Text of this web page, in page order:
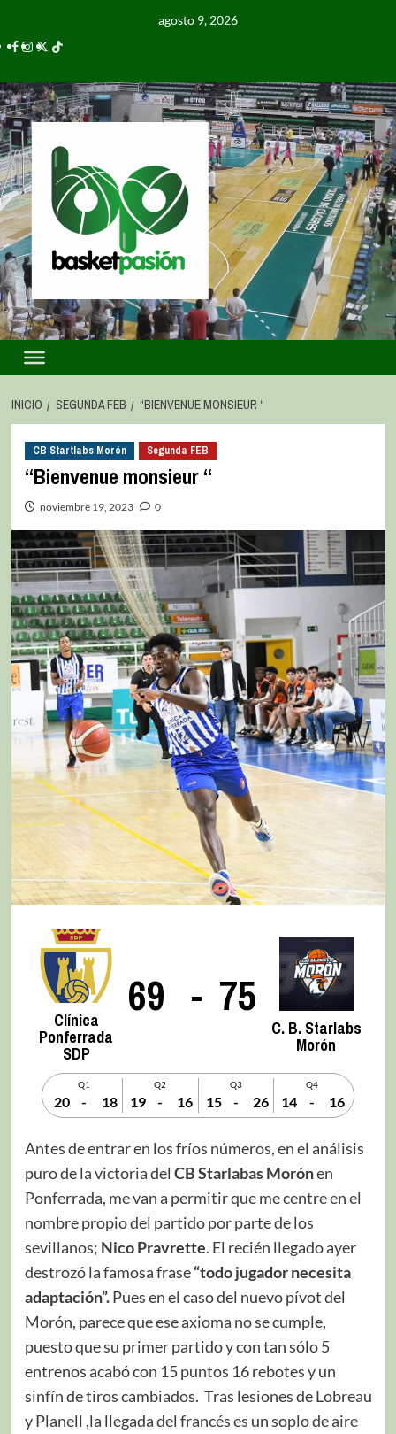
agosto 9, 2026
INICIO SEGUNDA FEB “BIENVENUE MONSIEUR “
CB Startlabs Morón Segunda FEB
“Bienvenue monsieur “
noviembre 19, 2023 0
Clínica
Ponferrada
SDP
69 - 75
C. B. Starlabs
Morón
Q1
20 - 18
Q2
19 - 16
Q3
15 - 26
Q4
14 - 16
Antes de entrar en los fríos números, en el análisis
puro de la victoria del CB Starlabas Morónen
Ponferrada, me van a permitir que me centre en el
nombre propio del partido por parte de los
sevillanos; Nico Pravrette. El recién llegado ayer
destrozó la famosa frase“todo jugador necesita
adaptación”.Pues en el caso del nuevo pívot del
Morón, parece que ese axioma no se cumple,
puesto que su primer partido y con tan sólo 5
entrenos acabó con 15 puntos 16 rebotes y un
sinfín de tiros cambiados. Tras lesiones de Lobreau
y Planell ,la llegada del francés es un soplo de aire